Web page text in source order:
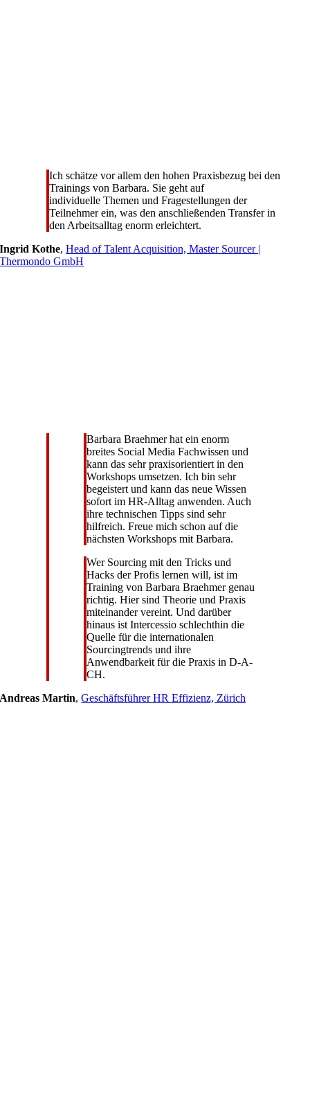
Ich schätze vor allem den hohen Praxisbezug bei den
Trainings von Barbara. Sie geht auf
individuelle Themen und Fragestellungen der
Teilnehmer ein, was den anschließenden Transfer in
den Arbeitsalltag enorm erleichtert.
Ingrid Kothe,Head of Talent Acquisition, Master Sourcer |
Thermondo GmbH
Barbara Braehmer hat ein enorm
breites Social Media Fachwissen und
kann das sehr praxisorientiert in den
Workshops umsetzen. Ich bin sehr
begeistert und kann das neue Wissen
sofort im HR-Alltag anwenden. Auch
ihre technischen Tipps sind sehr
hilfreich. Freue mich schon auf die
nächsten Workshops mit Barbara.
Wer Sourcing mit den Tricks und
Hacks der Profis lernen will, ist im
Training von Barbara Braehmer genau
richtig. Hier sind Theorie und Praxis
miteinander vereint. Und darüber
hinaus ist Intercessio schlechthin die
Quelle für die internationalen
Sourcingtrends und ihre
Anwendbarkeit für die Praxis in D-A-
CH.
Andreas Martin,Geschäftsführer HR Effizienz, Zürich